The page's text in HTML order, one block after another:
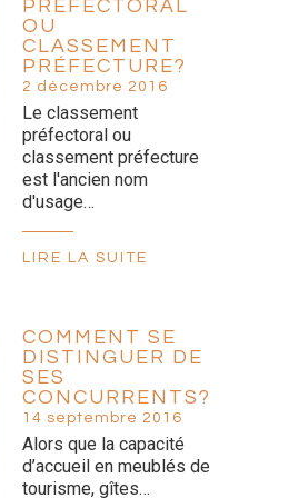
PRÉFECTORAL
OU
CLASSEMENT
PRÉFECTURE?
2 décembre 2016
Le classement
préfectoral ou
classement préfecture
est l'ancien nom
d'usage…
LIRE LA SUITE
COMMENT SE
DISTINGUER DE
SES
CONCURRENTS?
14 septembre 2016
Alors que la capacité
d’accueil en meublés de
tourisme, gîtes…